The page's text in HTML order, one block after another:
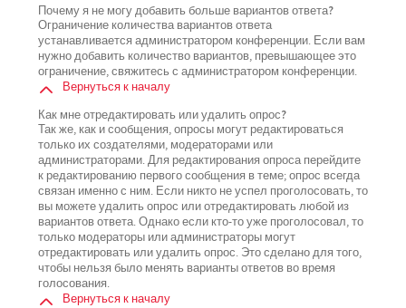
Почему я не могу добавить больше вариантов ответа?
Ограничение количества вариантов ответа
устанавливается администратором конференции. Если вам
нужно добавить количество вариантов, превышающее это
ограничение, свяжитесь с администратором конференции.
Вернуться к началу
Как мне отредактировать или удалить опрос?
Так же, как и сообщения, опросы могут редактироваться
только их создателями, модераторами или
администраторами. Для редактирования опроса перейдите
к редактированию первого сообщения в теме; опрос всегда
связан именно с ним. Если никто не успел проголосовать, то
вы можете удалить опрос или отредактировать любой из
вариантов ответа. Однако если кто-то уже проголосовал, то
только модераторы или администраторы могут
отредактировать или удалить опрос. Это сделано для того,
чтобы нельзя было менять варианты ответов во время
голосования.
Вернуться к началу